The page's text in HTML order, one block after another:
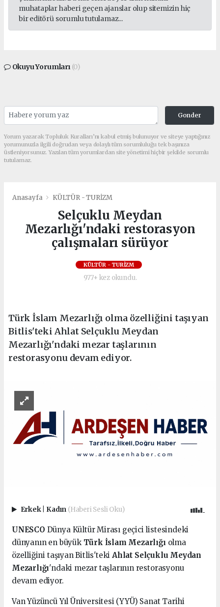
muhataplar haberi geçen ajanslar olup sitemizin hiç
bir editörü sorumlu tutulamaz...
Okuyu Yorumları (0)
Gonder
Yorum yazarak Topluluk Kuralları’nı kabul etmiş bulunuyor ve siteye yaptığınız
yorumunuzla ilgili doğrudan veya dolaylı tüm sorumluluğu tek başınıza
üstleniyorsunuz. Yazılan tüm yorumlardan site yönetimi hiçbir şekilde sorumlu
tutulamaz.
Anasayfa KÜLTÜR - TURİZM
Selçuklu Meydan
Mezarlığı'ndaki restorasyon
çalışmaları sürüyor
KÜLTÜR - TURİZM
977+ kez okundu.
Türk İslam Mezarlığı olma özelliğini taşıyan
Bitlis'teki Ahlat Selçuklu Meydan
Mezarlığı'ndaki mezar taşlarının
restorasyonu devam ediyor.
Erkek Kadın (Haberi Sesli Oku)
UNESCO Dünya Kültür Mirası geçici listesindeki
dünyanın en büyük Türk İslam Mezarlığı olma
özelliğini taşıyan Bitlis'tekiAhlat Selçuklu Meydan
Mezarlığı'ndaki mezar taşlarının restorasyonu
devam ediyor.
Van Yüzüncü Yıl Üniversitesi (YYÜ) Sanat Tarihi